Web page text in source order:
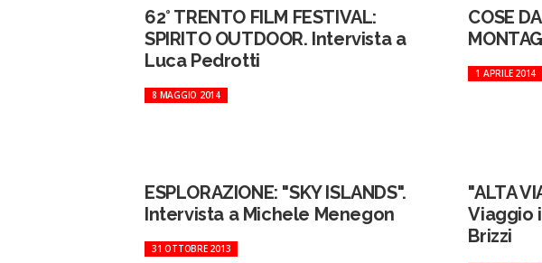
62° TRENTO FILM FESTIVAL:
SPIRITO OUTDOOR. Intervista a
Luca Pedrotti
8 MAGGIO 2014
COSE
1 APRILE 2014
ESPLORAZIONE: "SKY ISLANDS".
Intervista a Michele Menegon
31 OTTOBRE 2013
"ALTA
Viaggio
Brizzi